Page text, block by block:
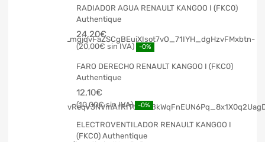
RADIADOR AGUA RENAULT KANGOO I (FKC0)
Authentique
24,20€
20,00€ -0%
FARO DERECHO RENAULT KANGOO I (FKC0)
Authentique
12,10€
10,00€ -0%
ELECTROVENTILADOR RENAULT KANGOO I
(FKC0) Authentique